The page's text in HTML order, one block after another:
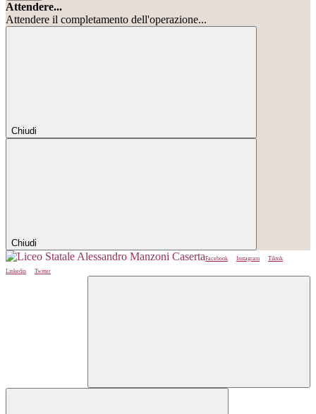
Attendere...
Attendere il completamento dell'operazione...
Chiudi
Chiudi
Facebook Instagram
Tiktok
Linkedin
Twitter